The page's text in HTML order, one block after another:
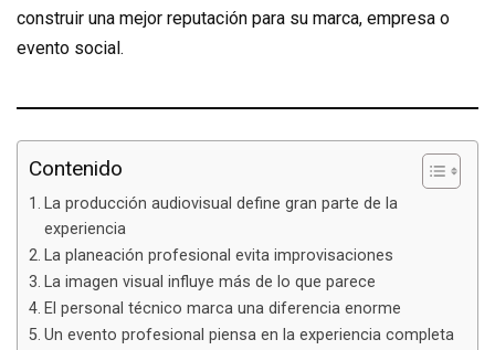
construir una mejor reputación para su marca, empresa o
evento social.
Contenido
La producción audiovisual define gran parte de la
experiencia
La planeación profesional evita improvisaciones
La imagen visual influye más de lo que parece
El personal técnico marca una diferencia enorme
Un evento profesional piensa en la experiencia completa